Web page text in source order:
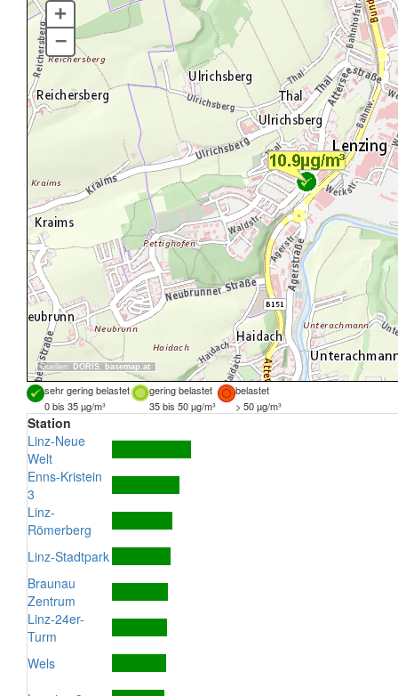
Quellen: DORIS, basemap.at
+
–
sehr gering belastet gering belastet
belastet
0 bis 35 µg/m³
35 bis 50 µg/m³ > 50 µg/m³
Station
Linz-Neue
Welt
Enns-Kristein
3
Linz-
Römerberg
Linz-Stadtpark
Braunau
Zentrum
Linz-24er-
Turm
Wels